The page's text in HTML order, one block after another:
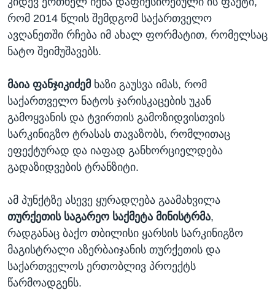
რომ 2014 წლის შემდგომ საქართველო
ავღანეთში რჩება იმ ახალ ფორმატით, რომელსაც
ნატო შეიმუშავებს.
მაია ფანჯიკიძემ ხაზი გაუსვა იმას, რომ
საქართველო ნატოს ჯარისკაცების უკან
გამოყვანის და ტვირთის გამოზიდვისთვის
სარკინიგზო ტრასას თავაზობს, რომლითაც
ეფექტურად და იაფად განხორციელდება
გადაზიდვების ტრანზიტი.
ამ პუნქტზე ასევე ყურადღება გაამახვილა
თურქეთის საგარეო საქმეტა მინისტრმა,
რადგანაც ბაქო თბილისი ყარსის სარკინიგზო
მაგისტრალი აზერბაიჯანის თურქეთის და
საქართველოს ერთობლივ პროექტს
წარმოადგენს.